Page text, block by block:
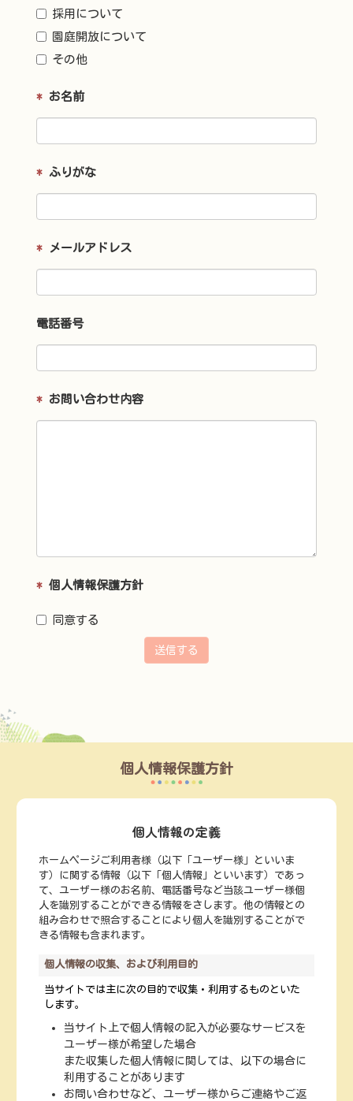
採用について
園庭開放について
その他
* お名前
* ふりがな
* メールアドレス
電話番号
* お問い合わせ内容
*個人情報保護方針
同意する
送信する
個人情報保護方針
個人情報の定義
ホームページご利用者様（以下「ユーザー様」といいま
す）に関する情報（以下「個人情報」といいます）であっ
て、ユーザー様のお名前、電話番号など当該ユーザー様個
人を識別することができる情報をさします。他の情報との
組み合わせで照合することにより個人を識別することがで
きる情報も含まれます。
個人情報の収集、および利用目的
当サイトでは主に次の目的で収集・利用するものといた
します。
当サイト上で個人情報の記入が必要なサービスを
ユーザー様が希望した場合
また収集した個人情報に関しては、以下の場合に
利用することがあります
お問い合わせなど、ユーザー様からご連絡やご返